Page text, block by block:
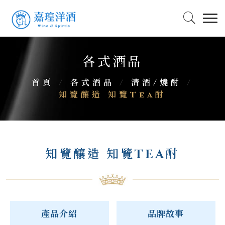
各式酒品
首頁 / 各式酒品 / 清酒/燒酎
/
知覽釀造 知覽Tea酎
知覽釀造 知覽TEA酎
產品介紹 品牌故事